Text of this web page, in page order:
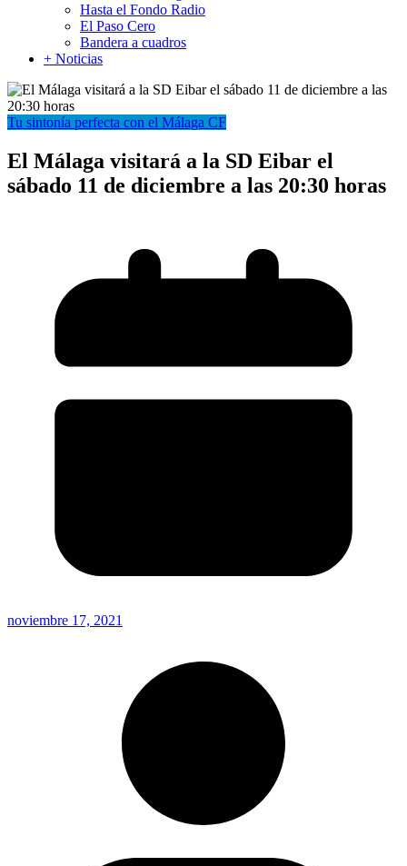
Hasta el Fondo Radio
El Paso Cero
Bandera a cuadros
+ Noticias
Tu sintonía perfecta con el Málaga CF
El Málaga visitará a la SD Eibar el
sábado 11 de diciembre a las 20:30 horas
noviembre 17, 2021